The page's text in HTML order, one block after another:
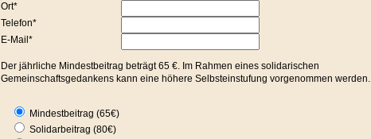
Ort*
Telefon*
E-Mail*
Der jährliche Mindestbeitrag beträgt 65 €. Im Rahmen eines solidarischen
Gemeinschaftsgedankens kann eine höhere Selbsteinstufung vorgenommen werden.
Mindestbeitrag (65€)
Solidarbeitrag (80€)